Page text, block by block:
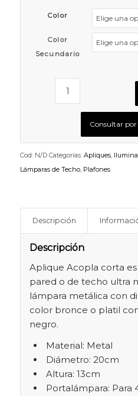
Color
Color
Secundario
Consultar
Cod: N/D Categorías: Apliques,
Lámparas de Techo, Plafones
Descripción
Descripción
Aplique Acopla corta
pared o de techo ultra
lámpara metálica con
color bronce o platil
negro.
Material: Metal
Diámetro: 20cm
Altura: 13cm
Portalámpara: Para